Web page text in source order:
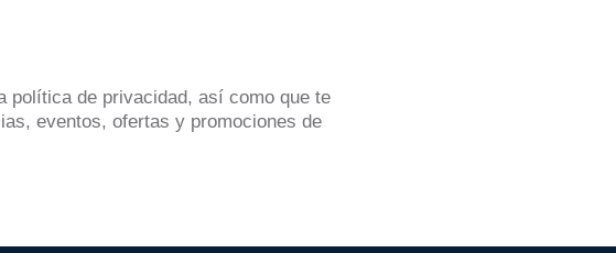
política de privacidad, así como que te
eventos, ofertas y promociones de